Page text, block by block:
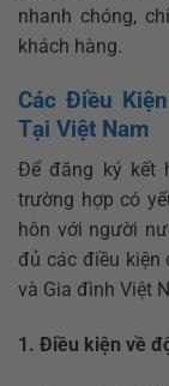
nhanh chóng,
khách hàng.
Các Điều
Tại Việt Nam
Để đăng ký kết
trường hợp có
hôn với người
đủ các điều kiện
và Gia đình Việt
1. Điều kiện về